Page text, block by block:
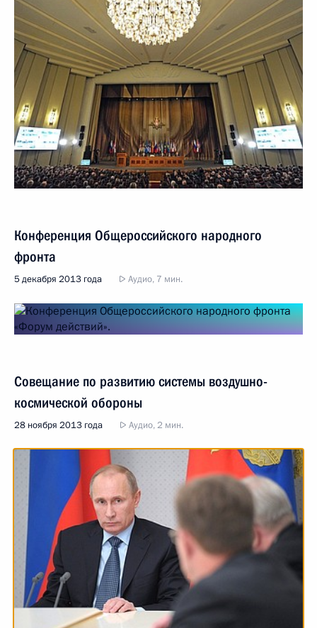
Конференция Общероссийского народного
фронта
5 декабря 2013 года Аудио, 7 мин.
Совещание по развитию системы воздушно-
космической обороны
28 ноября 2013 года Аудио, 2 мин.